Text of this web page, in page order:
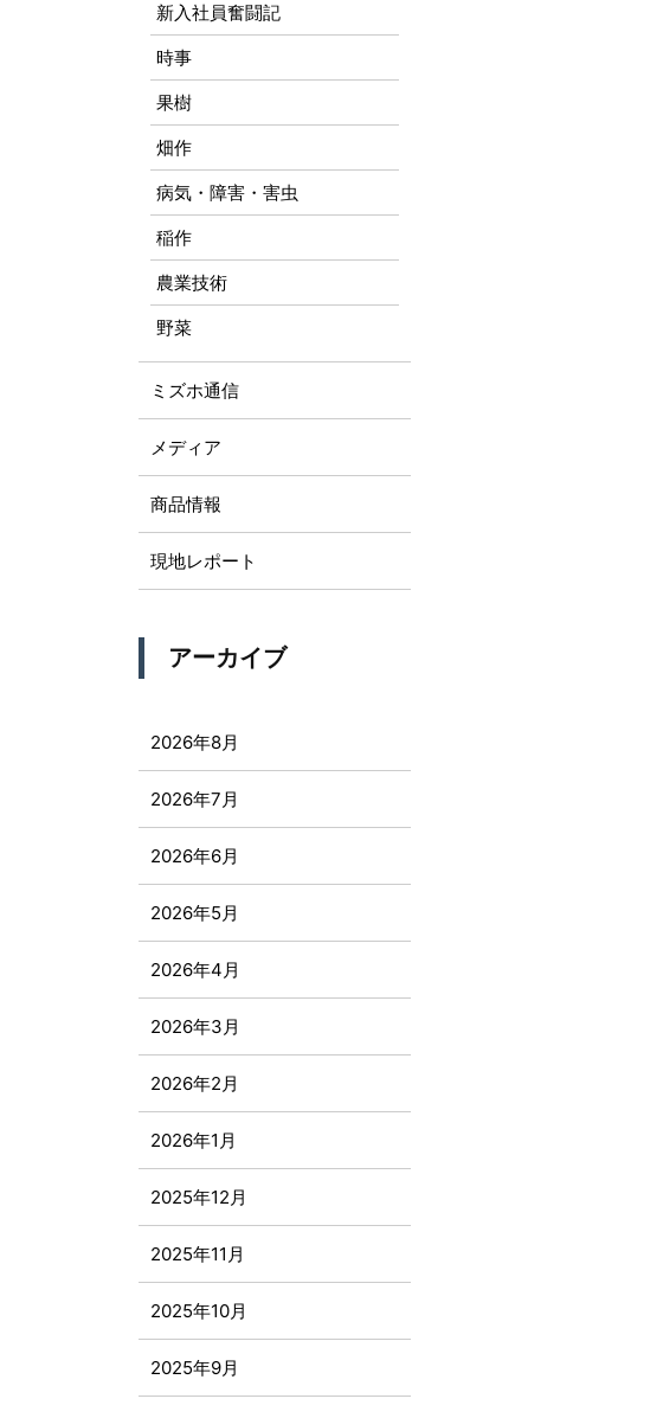
新入社員奮闘記
時事
果樹
畑作
病気・障害・害虫
稲作
農業技術
野菜
ミズホ通信
メディア
商品情報
現地レポート
アーカイブ
2026年8月
2026年7月
2026年6月
2026年5月
2026年4月
2026年3月
2026年2月
2026年1月
2025年12月
2025年11月
2025年10月
2025年9月